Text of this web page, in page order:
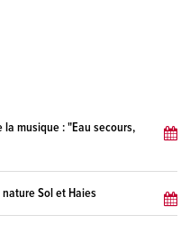
la musique : "Eau secours,
Sol et Haies